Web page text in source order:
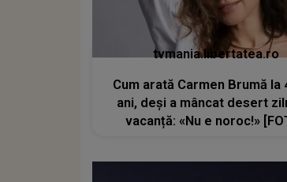
tvmania.libertatea.ro
Cum arată Carmen Brumă la
ani, deși a mâncat desert
vacanță: «Nu e noroc!»